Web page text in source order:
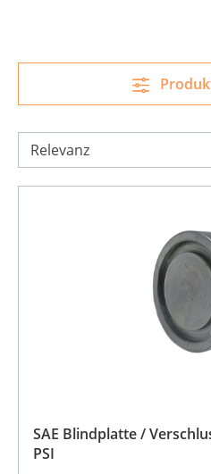
SAE Blindplatte /
PSI